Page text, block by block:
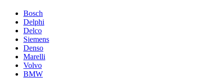
Bosch
Delphi
Delco
Siemens
Denso
Marelli
Volvo
BMW